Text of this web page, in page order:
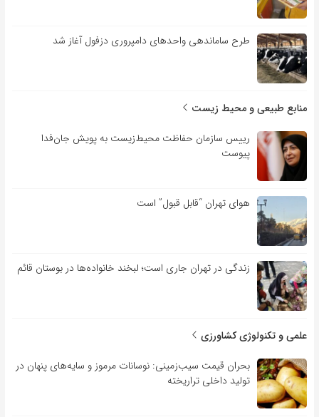
طرح ساماندهی واحدهای دامپروری دزفول آغاز شد
منابع طبیعی و محیط زیست
رییس سازمان حفاظت محیط‌زیست به پویش جان‌فدا
پیوست
هوای تهران “قابل قبول” است
زندگی در تهران جاری است؛ لبخند خانواده‌ها در بوستان قائم
علمی و تکنولوژی کشاورزی
بحران قیمت سیب‌زمینی: نوسانات مرموز و سایه‌های پنهان در
تولید داخلی تراریخته